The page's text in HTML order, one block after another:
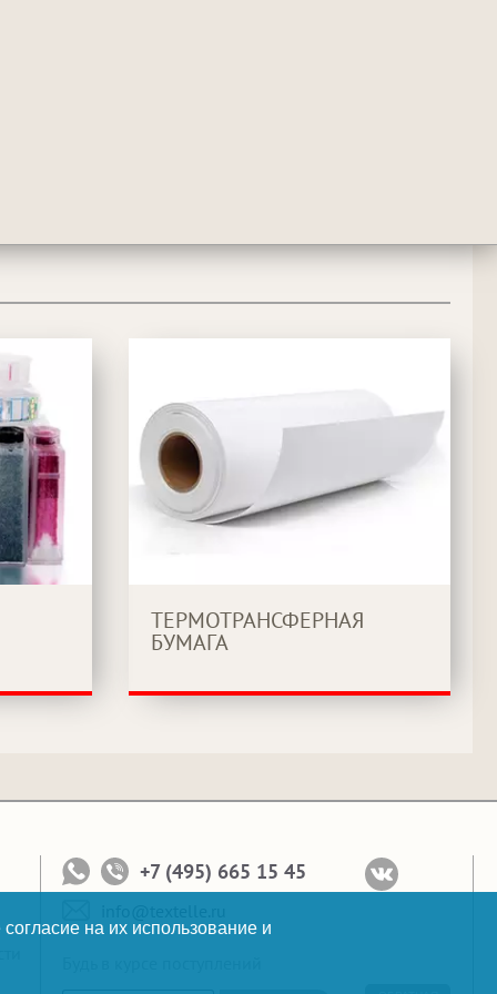
ТЕРМОТРАНСФЕРНАЯ
БУМАГА
+7 (495) 665 15 45
на их использование и